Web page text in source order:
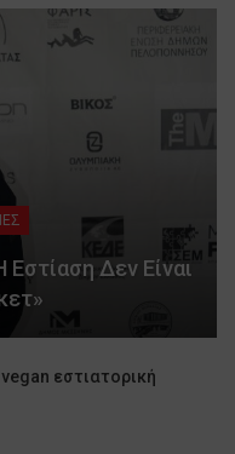
Δεν Είναι
εστιατορική